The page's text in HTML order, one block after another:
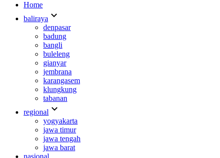
Home
baliraya expand_more
denpasar
badung
bangli
buleleng
gianyar
jembrana
karangasem
klungkung
tabanan
regional expand_more
yogyakarta
jawa timur
jawa tengah
jawa barat
nasional